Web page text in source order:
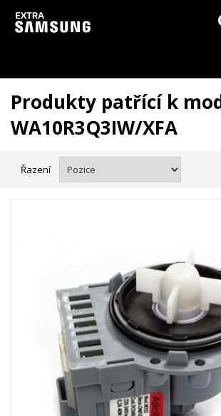
Vzhledem k aktuální situaci se může dodání dílů,
zpozdit. Děkujeme za
Produkty patřící k
WA10R3Q3IW/XFA
Řazení